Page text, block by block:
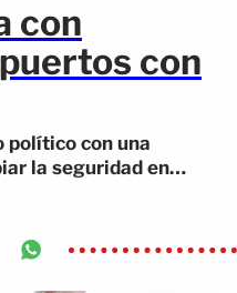
con
con
con una
la seguridad en